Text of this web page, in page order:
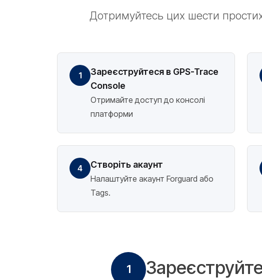
Дотримуйтесь цих шести
1
Зареєструйтеся в GPS-Trace
Console
Отримайте доступ до консолі
платформи
4 Створіть акаунт
Налаштуйте акаунт Forguard або
Tags.
1